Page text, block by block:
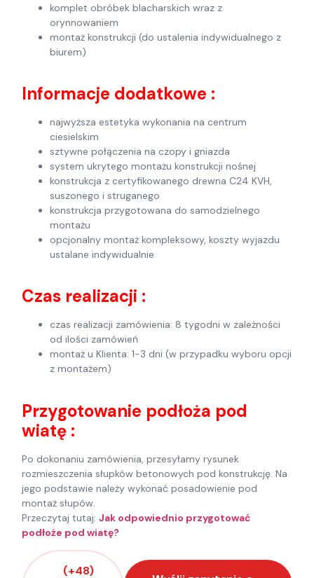
komplet obróbek blacharskich wraz z
orynnowaniem
montaż konstrukcji (do ustalenia indywidualnego z
biurem)
Informacje dodatkowe :
najwyższa estetyka wykonania na centrum
ciesielskim
sztywne połączenia na czopy i gniazda
system ukrytego montażu konstrukcji nośnej
konstrukcja z certyfikowanego drewna C24 KVH,
suszonego i struganego
konstrukcja przygotowana do samodzielnego
montażu
opcjonalny montaż kompleksowy, koszty wyjazdu
ustalane indywidualnie
Czas realizacji :
czas realizacji zamówienia: 8 tygodni w zależności
od ilości zamówień
montaż u Klienta: 1-3 dni (w przypadku wyboru opcji
z montażem)
Przygotowanie podłoża pod
wiatę :
Po dokonaniu zamówienia, przesyłamy rysunek
rozmieszczenia słupków betonowych pod konstrukcję. Na
jego podstawie należy wykonać posadowienie pod
montaż słupów.
Przeczytaj tutaj:Jak odpowiednio przygotować
podłoże pod wiatę?
(+48)